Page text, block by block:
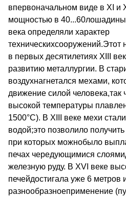
впервоначальном виде в XI и
мощностью в
века определяли характер
техническихсооружений.Этот
в первых десятилетиях XIII
развитию металлургии. В
воздухнагнетался мехами,
движение силой человека,так
высокой температуры
1500°C). В XIII веке мехи
водой;это позволило
при которых можнобыло
печах чередующимися
железную руду. В XVI веке
печейдостигала уже 6 метров
разнообразноеприменение